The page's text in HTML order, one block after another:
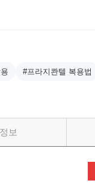
#프라지콴텔 복용법
보